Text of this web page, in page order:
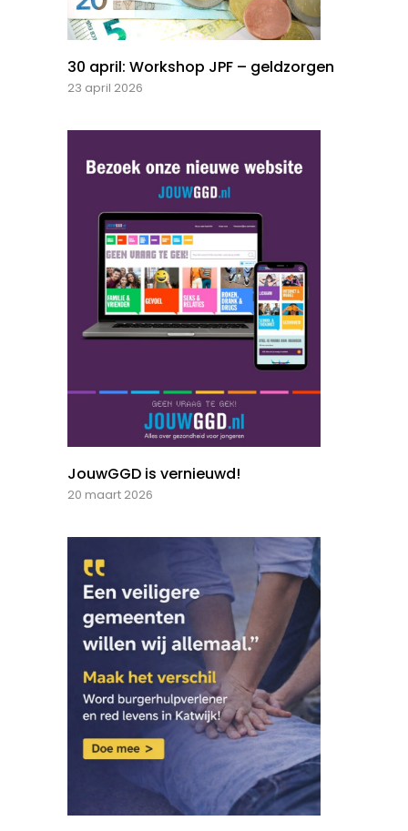
30 april: Workshop JPF – geldzorgen
23 april 2026
JouwGGD is vernieuwd!
20 maart 2026